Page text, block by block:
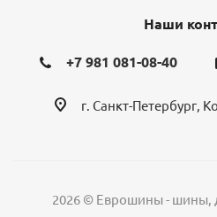
Наши
+7 981 081-08-40
г. Санкт-Петербург,
2026 © Еврошины - шины,